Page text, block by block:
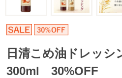
日清こめ油ドレッ
300ml 30%OFF